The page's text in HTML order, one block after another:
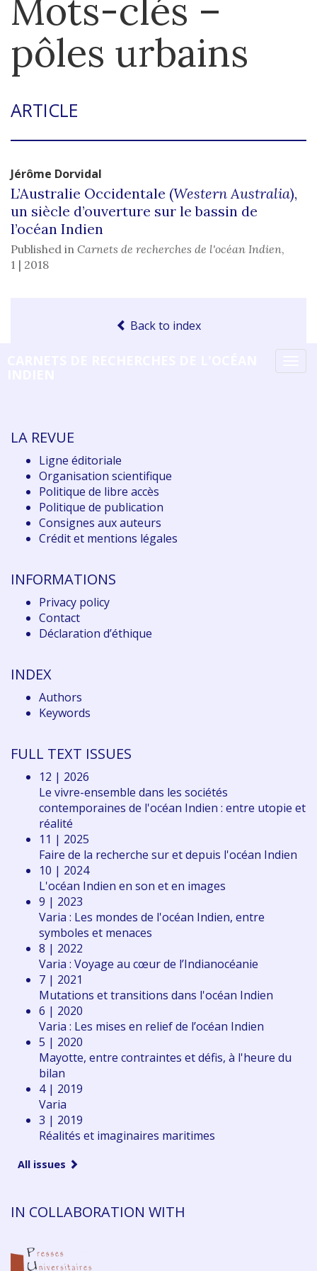
Mots-clés –
pôles urbains
ARTICLE
Jérôme Dorvidal
L’Australie Occidentale (Western Australia),
un siècle d’ouverture sur le bassin de
l’océan Indien
Published in Carnets de recherches de l'océan Indien,
1 | 2018
Back to index
LA REVUE
Ligne éditoriale
Organisation scientifique
Politique de libre accès
Politique de publication
Consignes aux auteurs
Crédit et mentions légales
INFORMATIONS
Privacy policy
Contact
Déclaration d’éthique
INDEX
Authors
Keywords
FULL TEXT ISSUES
12 | 2026
Le vivre-ensemble dans les sociétés
contemporaines de l'océan Indien : entre utopie et
réalité
11 | 2025
Faire de la recherche sur et depuis l'océan Indien
10 | 2024
L'océan Indien en son et en images
9 | 2023
Varia : Les mondes de l'océan Indien, entre
symboles et menaces
8 | 2022
Varia : Voyage au cœur de l’Indianocéanie
7 | 2021
Mutations et transitions dans l'océan Indien
6 | 2020
Varia : Les mises en relief de l’océan Indien
5 | 2020
Mayotte, entre contraintes et défis, à l'heure du
bilan
4 | 2019
Varia
3 | 2019
Réalités et imaginaires maritimes
All issues
IN COLLABORATION WITH